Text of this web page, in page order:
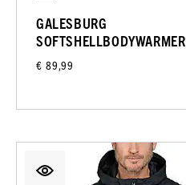
GALESBURG
SOFTSHELLBODYWARMER
€ 89,99